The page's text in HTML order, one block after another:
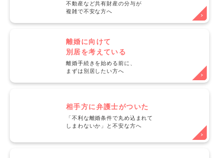
不動産など共有財産の分与が
複雑で不安な方へ
離婚に向けて
別居を考えている
離婚手続きを始める前に、
まずは別居したい方へ
相手方に弁護士がついた
「不利な離婚条件で丸め込まれて
しまわないか」と不安な方へ